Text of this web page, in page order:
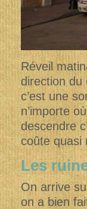
Réveil
direction
c’est une
n’importe
descendre
coûte quasi
Les
On arrive
on a bien